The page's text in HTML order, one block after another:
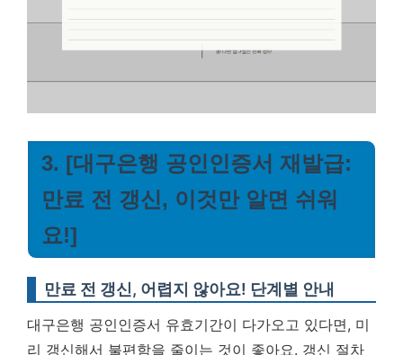
3. [대구은행 공인인증서 재발급:
만료 전 갱신, 이것만 알면 쉬워
요!]
만료 전 갱신, 어렵지 않아요! 단계별 안내
대구은행 공인인증서 유효기간이 다가오고 있다면, 미
리 갱신해서 불편함을 줄이는 것이 좋아요. 갱신 절차